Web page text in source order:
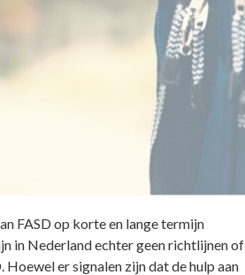
FASD op korte en lange termijn
in Nederland echter geen richtlijnen of
er signalen zijn dat de hulp aan